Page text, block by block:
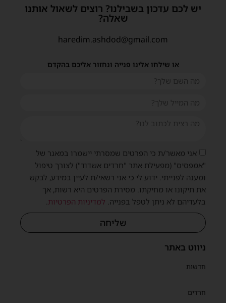
ניווט באתר
חדשות
חרדים
יש לכם עדכון בשבילנו? רוצים לשאול אותנו
שאלה?
haredim.ashdod@gmail.com
או שילחו אלינו פנייה ונחזור אליכם בהקדם
אני מאשר/ת כי הפרטים שמסרתי יישמרו במאגר של
"אמפסיס" (מפעילת אתר "חרדים אשדוד") לצורך טיפול
ומענה לפנייתי. ידוע לי כי אני רשאי/ת לעיין במידע, לבקש
את תיקונו או מחיקתו. מסירת הפרטים היא רשות, אך
בלעדיהם לא ניתן לטפל בפנייה.למדיניות הפרטיות.
שליחה